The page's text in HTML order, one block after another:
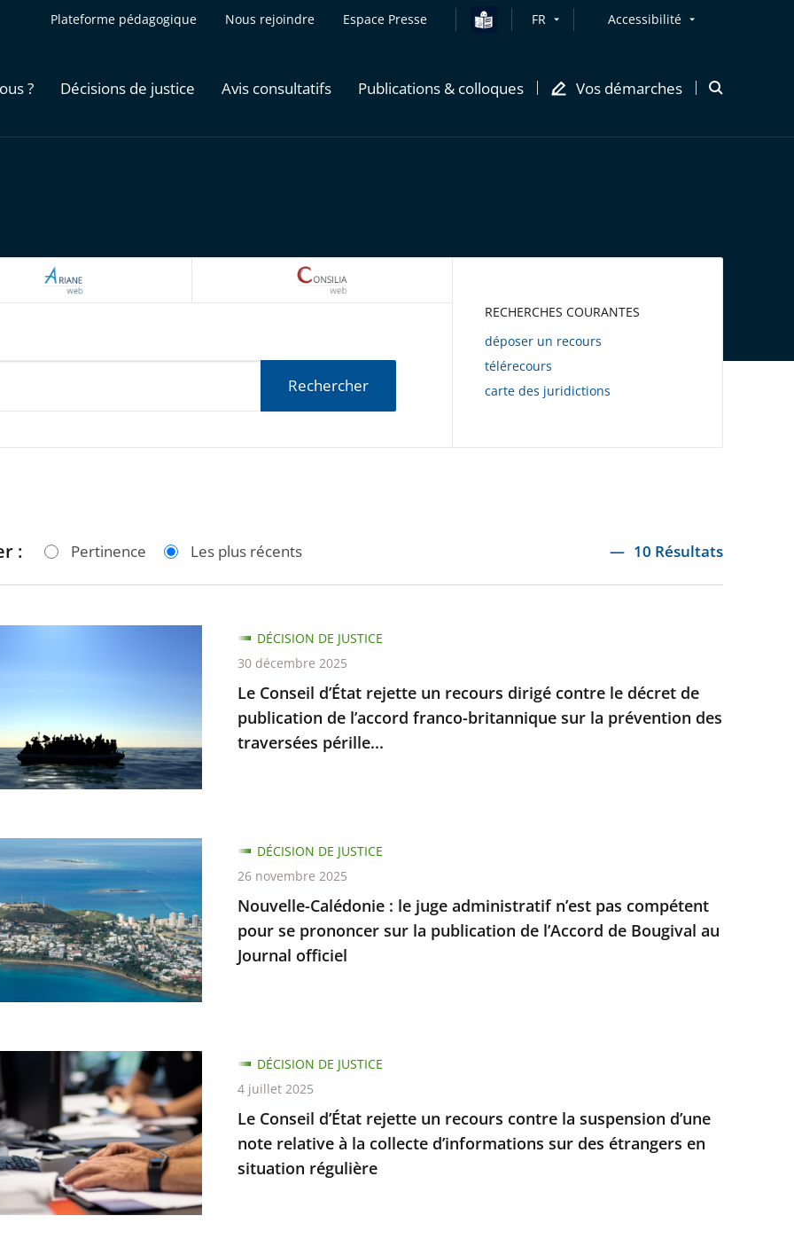
Plateforme pédagogique Nous rejoindre Espace Presse FR Accessibilité
? Décisions de justice Avis consultatifs Publications & colloques Vos démarches
Ouvrir
ARIANEWEB
Rechercher
RECHERCHES COURANTES
déposer un recours
télérecours
carte des juridictions
: Pertinence Les plus récents 10 Résultats
Le Conseil d’État rejette un recours dirigé contre le décret de
publication de l’accord franco-britannique sur la prévention des
traversées pérille...
DÉCISION DE JUSTICE
30 décembre 2025
Nouvelle-Calédonie : le juge administratif n’est pas compétent
pour se prononcer sur la publication de l’Accord de Bougival au
Journal officiel
DÉCISION DE JUSTICE
26 novembre 2025
Le Conseil d’État rejette un recours contre la suspension d’une
note relative à la collecte d’informations sur des étrangers en
situation régulière
DÉCISION DE JUSTICE
4 juillet 2025